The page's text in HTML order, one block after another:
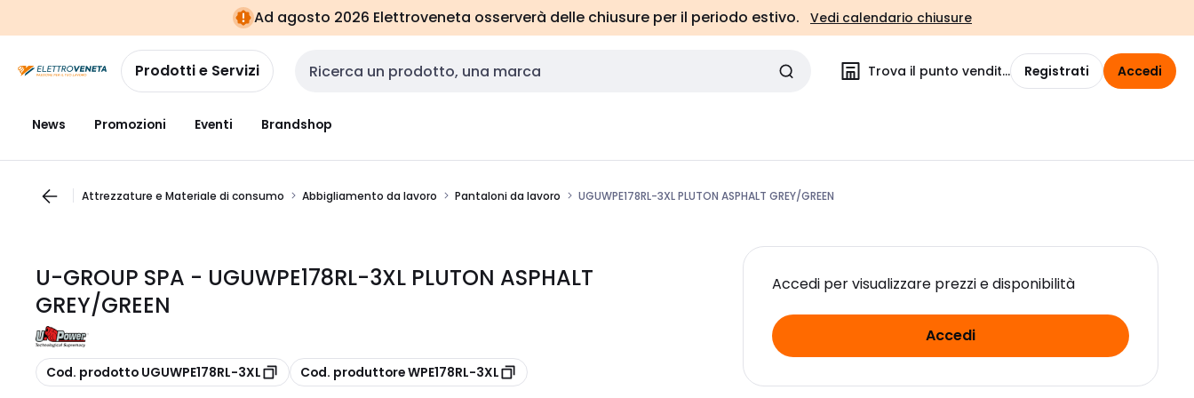
navigazionealla
pagina
Ad agosto 2026 Elettroveneta osserverà delle chiusure per il periodo estivo. Vedi calendario chiusure
Prodotti e Servizi Cerca input Trova il punto vendita Registrati Accedi
News Promozioni Eventi Brandshop
Attrezzature e Materiale di consumo Abbigliamento da lavoro Pantaloni da lavoro UGUWPE178RL-3XL PLUTON ASPHALT GREY/GREEN
U-GROUP SPA - UGUWPE178RL-3XL PLUTON ASPHALT
GREY/GREEN
copia
Cod. prodotto UGUWPE178RL-3XL copia
Cod. produttore WPE178RL-3XL
Accedi per visualizzare prezzi e disponibilità
Accedi